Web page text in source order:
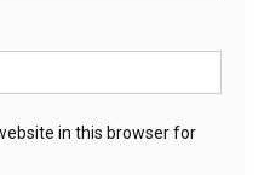
in this browser for